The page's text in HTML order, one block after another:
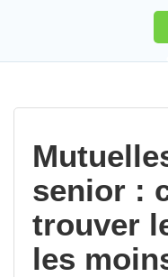
senior :
trouver
les